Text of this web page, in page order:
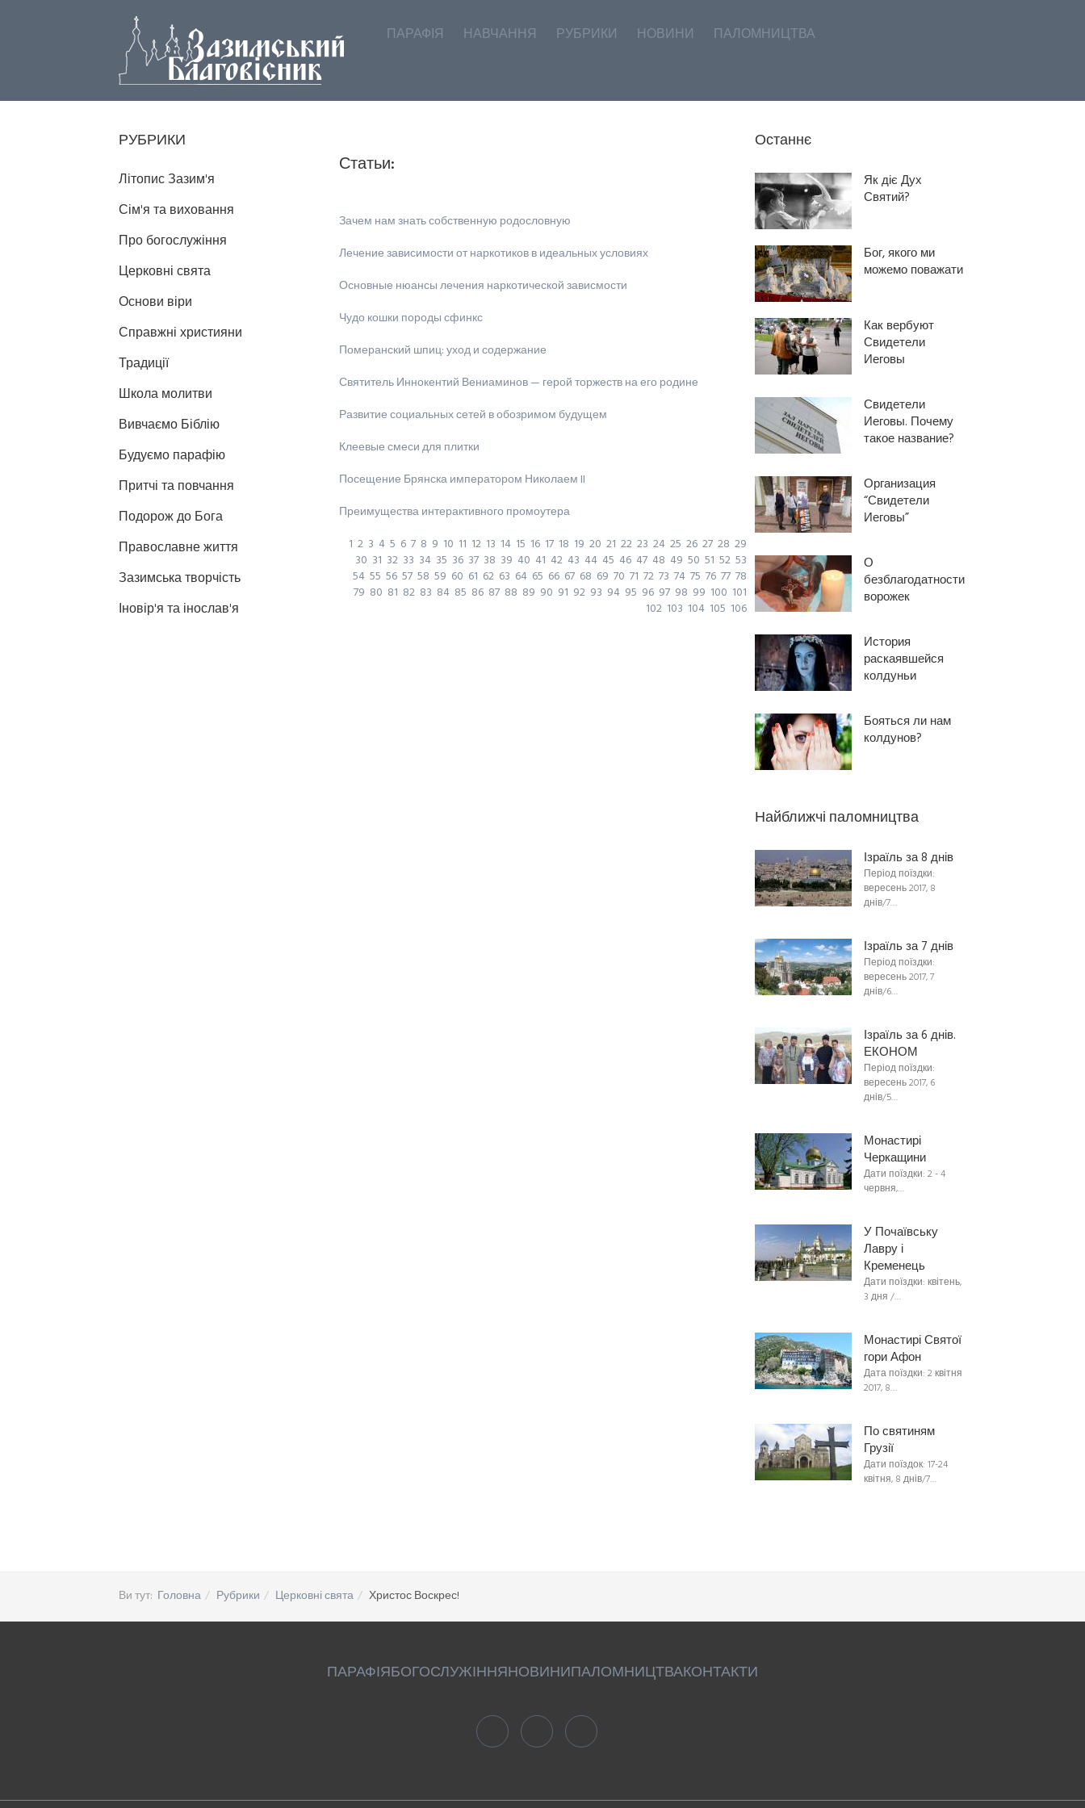
ПАРАФІЯ НАВЧАННЯ РУБРИКИ НОВИНИ ПАЛОМНИЦТВА
Статьи:
Зачем нам знать собственную родословную
Лечение зависимости от наркотиков в идеальных условиях
Основные нюансы лечения наркотической зависмости
Чудо кошки породы сфинкс
Померанский шпиц: уход и содержание
Святитель Иннокентий Вениаминов — герой торжеств на его родине
Развитие социальных сетей в обозримом будущем
Клеевые смеси для плитки
Посещение Брянска императором Николаем II
Преимущества интерактивного промоутера
1 2 3 4 5 6 7 8 9 10 11 12 13 14 15 16 17 18 19 20 21 22 23 24 25 26 27 28 29
30 31 32 33 34 35 36 37 38 39 40 41 42 43 44 45 46 47 48 49 50 51 52 53
54 55 56 57 58 59 60 61 62 63 64 65 66 67 68 69 70 71 72 73 74 75 76 77 78
79 80 81 82 83 84 85 86 87 88 89 90 91 92 93 94 95 96 97 98 99 100 101
102 103 104 105 106
РУБРИКИ
Літопис Зазим'я
Сім'я та виховання
Про богослужіння
Церковні свята
Основи віри
Справжні християни
Традиції
Школа молитви
Вивчаємо Біблію
Будуємо парафію
Притчі та повчання
Подорож до Бога
Православне життя
Зазимська творчість
Іновір'я та інослав'я
Останнє
Як діє Дух
Святий?
Бог, якого ми
можемо поважати
Как вербуют
Свидетели
Иеговы
Свидетели
Иеговы. Почему
такое название?
Организация
“Свидетели
Иеговы”
О
безблагодатности
ворожек
История
раскаявшейся
колдуньи
Бояться ли нам
колдунов?
Найближчі паломництва
Ізраїль за 8 днів
Період поїздки:
вересень 2017, 8
днів/7…
Ізраїль за 7 днів
Період поїздки:
вересень 2017, 7
днів/6…
Ізраїль за 6 днів.
ЕКОНОМ
Період поїздки:
вересень 2017, 6
днів/5…
Монастирі
Черкащини
Дати поїздки: 2 - 4
червня,…
У Почаївську
Лавру і
Кременець
Дати поїздки: квітень,
3 дня /…
Монастирі Святої
гори Афон
Дата поїздки: 2 квітня
2017, 8…
По святиням
Грузії
Дати поїздок: 17-24
квітня, 8 днів/7…
Ви тут: Головна Рубрики Церковні свята Христос Воскрес!
ПАРАФІЯБОГОСЛУЖІННЯНОВИНИПАЛОМНИЦТВАКОНТАКТИ